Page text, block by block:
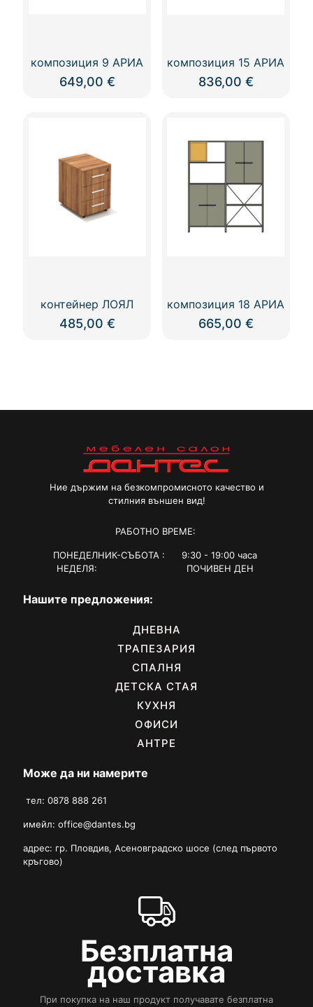
композиция 9 АРИА
649,00 €
композиция 15 АРИА
836,00 €
контейнер ЛОЯЛ
485,00 €
композиция 18 АРИА
665,00 €
Ние държим на безкомпромисното качество и
стилния външен вид!
РАБОТНО ВРЕМЕ:
ПОНЕДЕЛНИК-СЪБОТА : 9:30 - 19:00 часа
НЕДЕЛЯ: ПОЧИВЕН ДЕН
Нашите предложения:
ДНЕВНА
ТРАПЕЗАРИЯ
СПАЛНЯ
ДЕТСКА СТАЯ
КУХНЯ
ОФИСИ
АНТРЕ
Може да ни намерите
тел: 0878 888 261
имейл: office@dantes.bg
адрес: гр. Пловдив, Асеновградско шосе (след първото
кръгово)
Безплатна
доставка
При покупка на наш продукт получавате безплатна